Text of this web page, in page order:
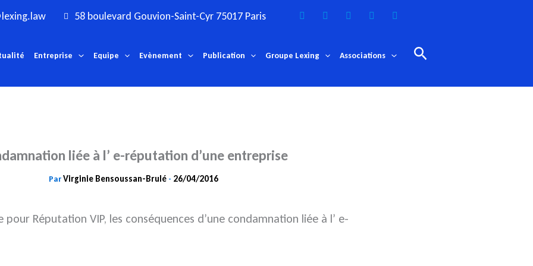
58 boulevard Gouvion-Saint-Cyr 75017 Paris
Entreprise Equipe Evènement Publication Groupe Lexing Associations Rechercher
liée à l’ e-réputation d’une entreprise
ParVirginie Bensoussan-Brulé - 26/04/2016
pour Réputation VIP, les conséquences d’une condamnation liée à l’ e-